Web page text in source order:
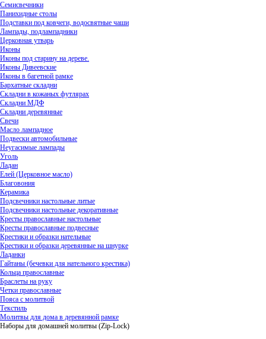
Семисвечники
Панихидные столы
Подставки под ковчеги, водосвятные чаши
Лампады, подлампадники
Церковная утварь
Иконы
Иконы под старину на дереве.
Иконы Дивеевские
Иконы в багетной рамке
Бархатные складни
Складни в кожаных футлярах
Складни МДФ
Складни деревянные
Свечи
Масло лампадное
Подвески автомобильные
Неугасимые лампады
Уголь
Ладан
Елей (Церковное масло)
Благовония
Керамика
Подсвечники настольные литые
Подсвечники настольные декоративные
Кресты православные настольные
Кресты православные подвесные
Крестики и образки нательные
Крестики и образки деревянные на шнурке
Ладанки
Гайтаны (бечевки для нательного крестика)
Кольца православные
Браслеты на руку
Четки православные
Пояса с молитвой
Текстиль
Молитвы для дома в деревянной рамке
Наборы для домашней молитвы (Zip-Lock)